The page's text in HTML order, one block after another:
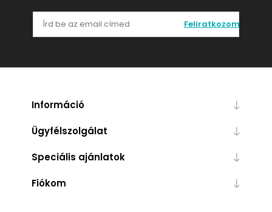
Feliratkozom
Információ
Ügyfélszolgálat
Speciális ajánlatok
Fiókom